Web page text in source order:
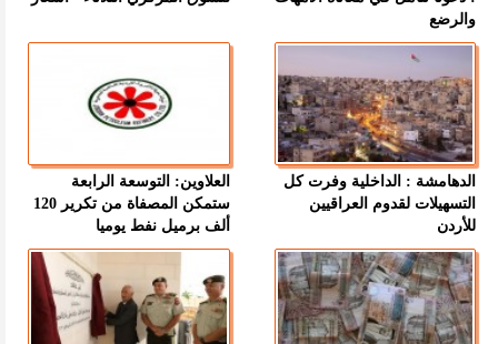
والرضع
الدهامشة : الداخلية وفرت كل
التسهيلات لقدوم العراقيين
للأردن
العلاوين: التوسعة الرابعة
ستمكن المصفاة من تكرير 120
ألف برميل نفط يوميا